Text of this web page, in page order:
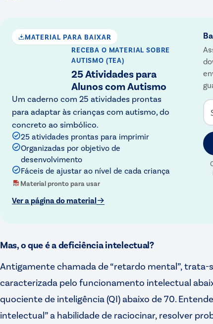
MATERIAL PARA BAIXAR
RECEBA O MATERIAL SOBRE
AUTISMO (TEA)
25 Atividades para
Alunos com Autismo
Um caderno com 25 atividades prontas
para adaptar às crianças com autismo, do
concreto ao simbólico.
25 atividades prontas para imprimir
Organizadas por objetivo de
desenvolvimento
Fáceis de ajustar ao nível de cada criança
Material pronto para usar
Ver a página do material
Mas, o que é a deficiência intelectual?
Antigamente chamada de “retardo mental”, trata-
caracterizada pelo funcionamento intelectual
quociente de inteligência (QI) abaixo de 70.
intelectual” a habilidade de raciocinar, resolver